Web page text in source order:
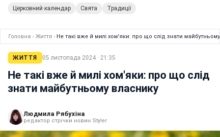
Церковний календар Свята Традиції
Головна › Життя › Не такі вже й милі хом'яки: про що слід знати
ЖИТТЯ 05 листопада 2024 · 21:35
Не такі вже й милі хом'яки: про що слід
знати майбутньому власнику
Людмила Рябухіна
редактор стрічки новин Styler